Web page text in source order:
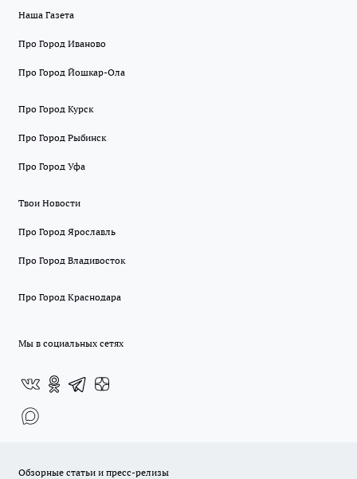
Наша Газета
Про Город Иваново
Про Город Йошкар-Ола
Про Город Курск
Про Город Рыбинск
Про Город Уфа
Твои Новости
Про Город Ярославль
Про Город Владивосток
Про Город Краснодара
Мы в социальных сетях
Обзорные статьи и пресс-релизы